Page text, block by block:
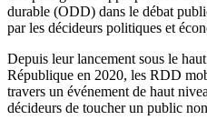
durable (ODD) dans le débat
par les décideurs politiques et
Depuis leur lancement sous le
République en 2020, les RDD
travers un événement de haut
décideurs de toucher un public